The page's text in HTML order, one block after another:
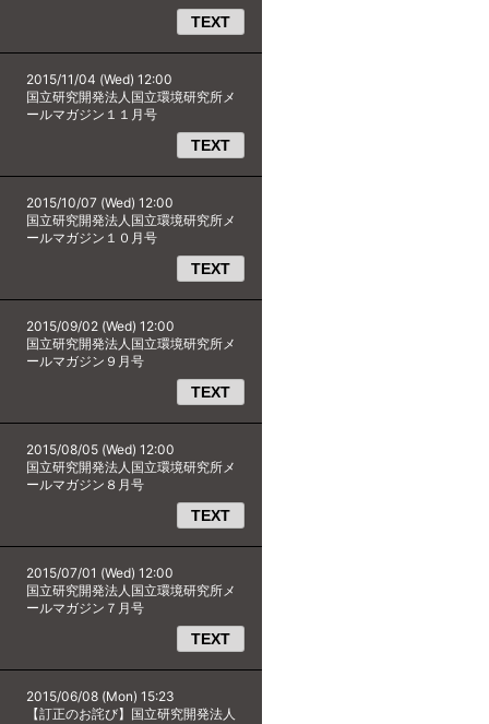
TEXT
2015/11/04 (Wed) 12:00
国立研究開発法人国立環境研究所メ
ールマガジン１１月号
TEXT
2015/10/07 (Wed) 12:00
国立研究開発法人国立環境研究所メ
ールマガジン１０月号
TEXT
2015/09/02 (Wed) 12:00
国立研究開発法人国立環境研究所メ
ールマガジン９月号
TEXT
2015/08/05 (Wed) 12:00
国立研究開発法人国立環境研究所メ
ールマガジン８月号
TEXT
2015/07/01 (Wed) 12:00
国立研究開発法人国立環境研究所メ
ールマガジン７月号
TEXT
2015/06/08 (Mon) 15:23
【訂正のお詫び】国立研究開発法人